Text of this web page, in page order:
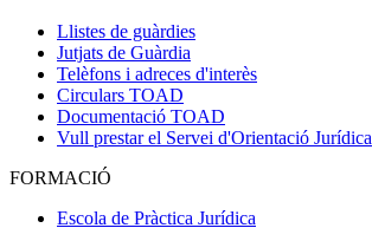
Llistes de guàrdies
Jutjats de Guàrdia
Telèfons i adreces d'interès
Circulars TOAD
Documentació TOAD
Vull prestar el Servei d'Orientació Jurídica
FORMACIÓ
Escola de Pràctica Jurídica